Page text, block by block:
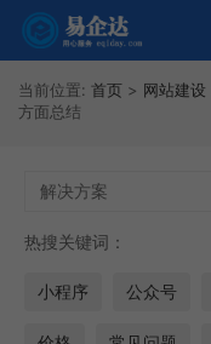
当前位置: 首页 > 网站建设
方面总结
热搜关键词：
小程序 公众号